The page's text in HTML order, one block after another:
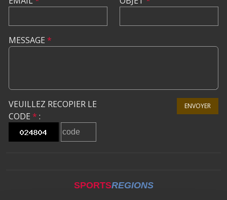
MESSAGE *
VEUILLEZ RECOPIER LE
CODE * :
ENVOYER
SPORTSREGIONS